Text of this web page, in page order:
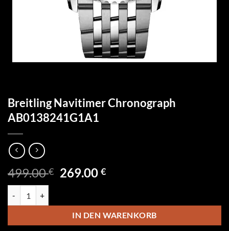
Breitling Navitimer Chronograph
AB0138241G1A1
499.00€ Ursprünglicher
499.00 €
269.00€Aktueller
269.00 €.
IN DEN WARENKORB